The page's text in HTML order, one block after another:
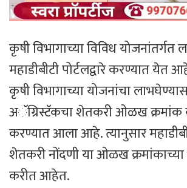
कृषी विभागाच्या विविध योजनांतर्गत
महाडीबीटी पोर्टलद्वारे करण्यात येत
कृषी विभागाच्या योजनांचा
अॅग्रिस्टॅकचा शेतकरी ओळख क्रमांक
करण्यात आला आहे. त्यानुसार
शेतकरी नोंदणी या ओळख क्रमांकाच्या
करीत आहेत.